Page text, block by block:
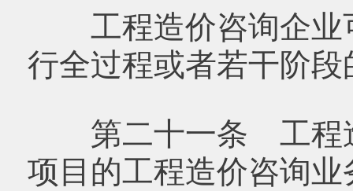
工程造价咨询企业
行全过程或者若干阶
第二十一条 工程造
项目的工程造价咨询